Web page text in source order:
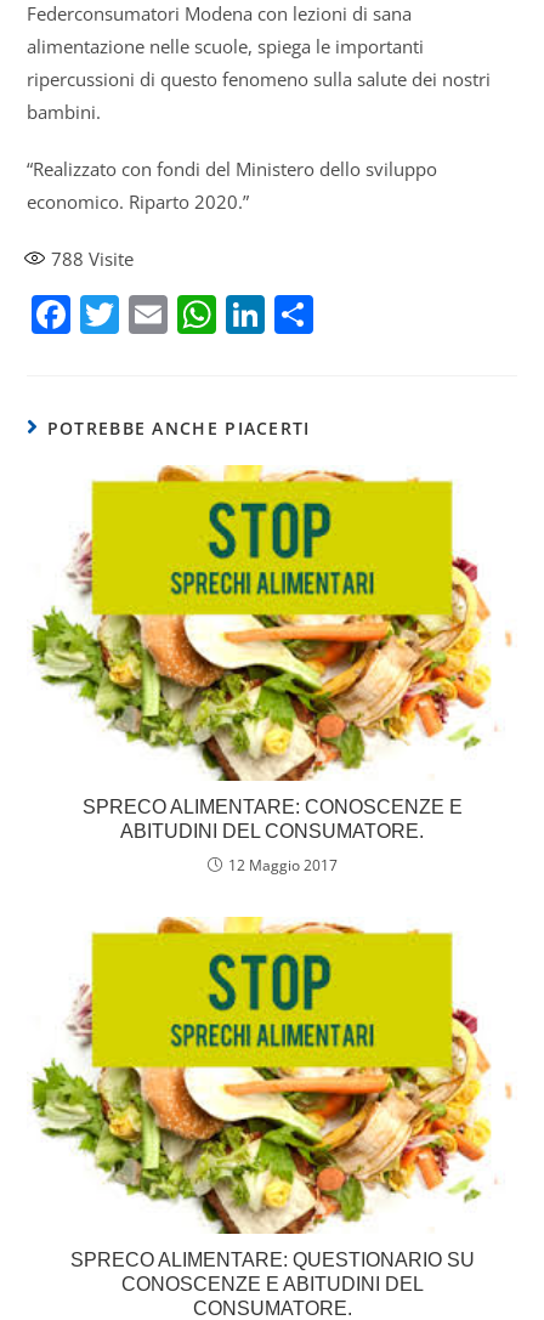
Federconsumatori Modena con lezioni di sana
alimentazione nelle scuole, spiega le importanti
ripercussioni di questo fenomeno sulla salute dei nostri
bambini.
“Realizzato con fondi del Ministero dello sviluppo
economico. Riparto 2020.”
788 Visite
F
e
b
o
k
T
er
E
l
W
s
A
p
p
Li
e
dI
n
POTREBBE ANCHE PIACERTI
SPRECO ALIMENTARE: CONOSCENZE E
ABITUDINI DEL CONSUMATORE.
12 Maggio 2017
SPRECO ALIMENTARE: QUESTIONARIO SU
CONOSCENZE E ABITUDINI DEL
CONSUMATORE.